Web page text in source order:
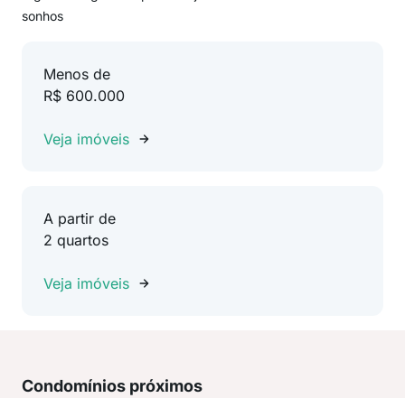
sonhos
Menos de
R$ 600.000
Veja imóveis
A partir de
2 quartos
Veja imóveis
Condomínios próximos